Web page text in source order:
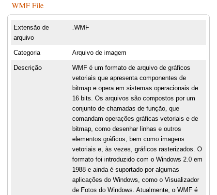
WMF File
Extensão de
arquivo
.WMF
Categoria Arquivo de imagem
Descrição
WMF é um formato de arquivo de gráficos
vetoriais que apresenta componentes de
bitmap e opera em sistemas operacionais de
16 bits. Os arquivos são compostos por um
conjunto de chamadas de função, que
comandam operações gráficas vetoriais e de
bitmap, como desenhar linhas e outros
elementos gráficos, bem como imagens
vetoriais e, às vezes, gráficos rasterizados. O
formato foi introduzido com o Windows 2.0 em
1988 e ainda é suportado por algumas
aplicações do Windows, como o Visualizador
de Fotos do Windows. Atualmente, o WMF é